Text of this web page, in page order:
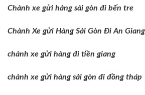
Chành xe gửi hàng sài gòn đi bến tre
Chành Xe gửi Hàng Sài Gòn Đi An Giang
chành xe gửi hàng đi tiền giang
chành xe gửi hàng sài gòn đi đồng tháp